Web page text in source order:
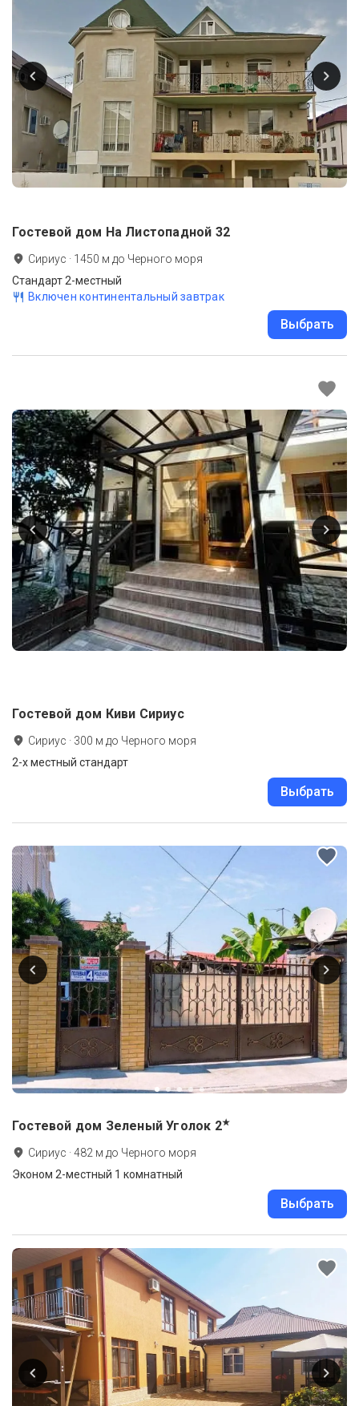
Гостевой дом На Листопадной 32
Сириус · 1450 м до Черного моря
Стандарт 2-местный
Включен континентальный завтрак
Выбрать
Гостевой дом Киви Сириус
Сириус · 300 м до Черного моря
2-x местный стандарт
Выбрать
Гостевой дом Зеленый Уголок 2★
Сириус ·482 м до Черного моря
Эконом 2-местный 1 комнатный
Выбрать